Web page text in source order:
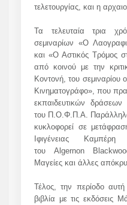
τελετουργίας, και η
Τα τελευταία τρια
σεμιναρίων «Ο
και «Ο Αστικός Τρόμος
από κοινού με την
Κοντονή, του
Κινηματογράφο», που
εκπαιδευτικών δράσεων
του Π.Ο.Φ.Π.Α.
κυκλοφορεί σε
Ιφιγένειας
του Algernon
Μαγείες και άλλες
Τέλος, την περίοδο
βιβλία με τις